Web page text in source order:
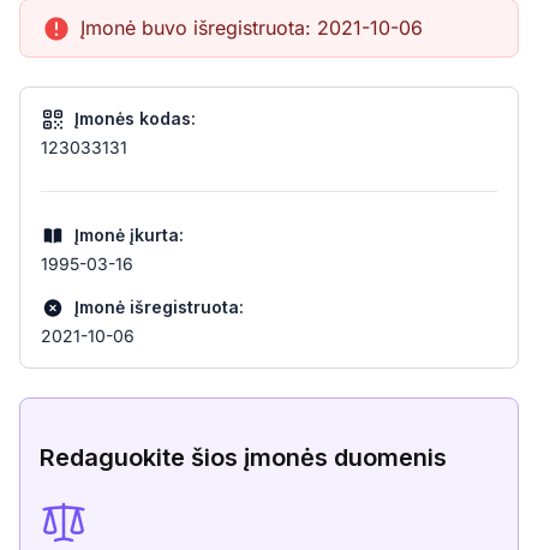
Įmonė buvo išregistruota: 2021-10-06
Įmonės kodas:
123033131
Įmonė įkurta:
1995-03-16
Įmonė išregistruota:
2021-10-06
Redaguokite šios įmonės duomenis